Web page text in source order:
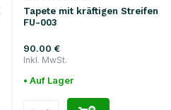
Tapete mit kräftigen Streifen
FU-003
90.00 €
Inkl. MwSt.
• Auf Lager